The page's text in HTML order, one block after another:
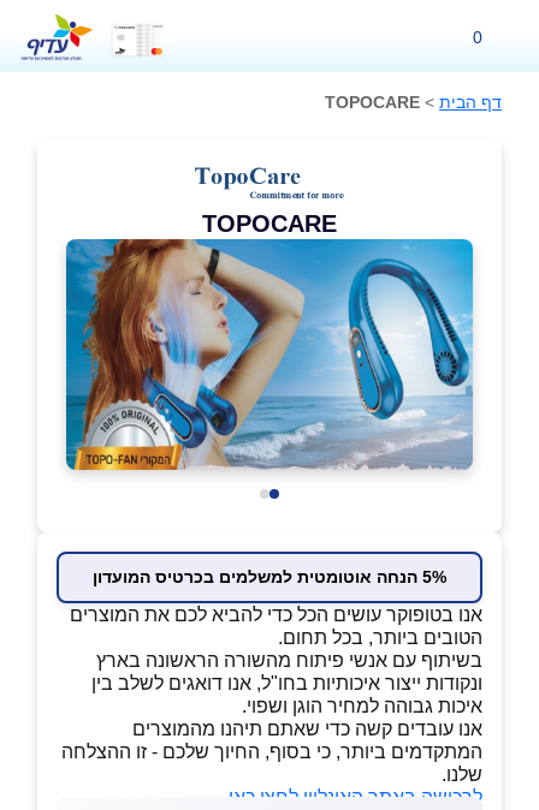
0
דף הבית >
TOPOCARE
TOPOCARE
5% הנחה אוטומטית למשלמים בכרטיס המועדון
אנו בטופוקר עושים הכל כדי להביא לכם את המוצרים
הטובים ביותר, בכל תחום.
בשיתוף עם אנשי פיתוח מהשורה הראשונה בארץ
ונקודות ייצור איכותיות בחו"ל, אנו דואגים לשלב בין
איכות גבוהה למחיר הוגן ושפוי.
אנו עובדים קשה כדי שאתם תיהנו מהמוצרים
המתקדמים ביותר, כי בסוף, החיוך שלכם - זו ההצלחה
שלנו.
לרכישה באתר האונליין לחצו כאן